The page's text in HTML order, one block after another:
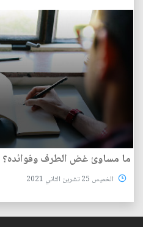
ما مساوئ غض الطرف وفوائده؟
الخميس 25 تشرين الثاني 2021